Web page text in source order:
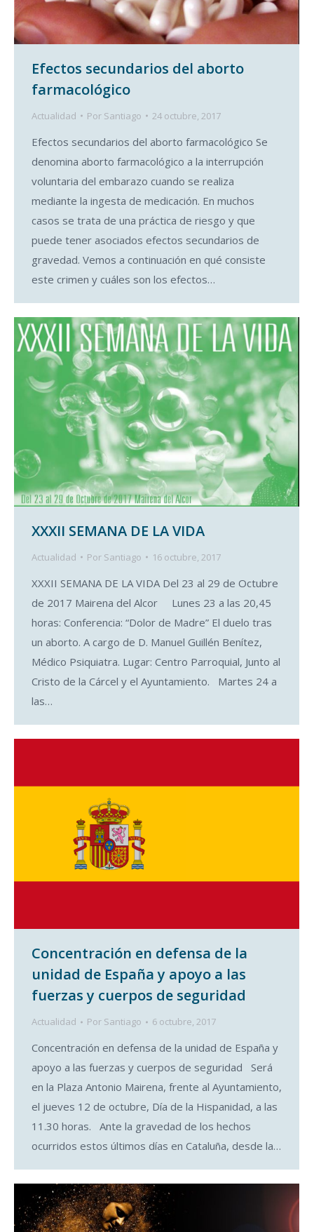
Efectos secundarios del aborto
farmacológico
Actualidad Por Santiago 24 octubre, 2017
Efectos secundarios del aborto farmacológico Se
denomina aborto farmacológico a la interrupción
voluntaria del embarazo cuando se realiza
mediante la ingesta de medicación. En muchos
casos se trata de una práctica de riesgo y que
puede tener asociados efectos secundarios de
gravedad. Vemos a continuación en qué consiste
este crimen y cuáles son los efectos…
XXXII SEMANA DE LA VIDA
Actualidad Por Santiago 16 octubre, 2017
XXXII SEMANA DE LA VIDA Del 23 al 29 de Octubre
de 2017 Mairena del Alcor Lunes 23 a las 20,45
horas: Conferencia: “Dolor de Madre” El duelo tras
un aborto. A cargo de D. Manuel Guillén Benítez,
Médico Psiquiatra. Lugar: Centro Parroquial, Junto al
Cristo de la Cárcel y el Ayuntamiento. Martes 24 a
las…
Concentración en defensa de la
unidad de España y apoyo a las
fuerzas y cuerpos de seguridad
Actualidad Por Santiago 6 octubre, 2017
Concentración en defensa de la unidad de España y
apoyo a las fuerzas y cuerpos de seguridad Será
en la Plaza Antonio Mairena, frente al Ayuntamiento,
el jueves 12 de octubre, Día de la Hispanidad, a las
11.30 horas. Ante la gravedad de los hechos
ocurridos estos últimos días en Cataluña, desde la…